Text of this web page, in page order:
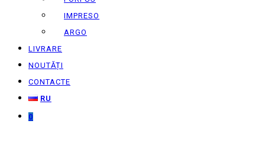
IMPRESO
ARGO
LIVRARE
NOUTĂȚI
CONTACTE
RU
0